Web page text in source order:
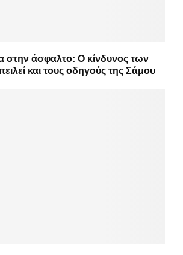
στην άσφαλτο: Ο κίνδυνος των
και τους οδηγούς της Σάμου